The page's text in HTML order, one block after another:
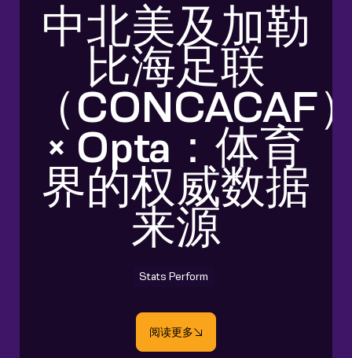
中北美及加勒
比海足联
（CONCACAF
× Opta：体育
界的权威数据
来源
Stats Perform
阅读更多